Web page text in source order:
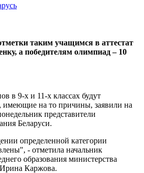
таким учащимся в аттестат
а победителям олимпиад – 10
в 9-х и 11-х классах будут
имеющие на то причины, заявили на
представители
Беларуси.
определенной категории
- отметила начальник
образования министерства
Ирина Каржова.